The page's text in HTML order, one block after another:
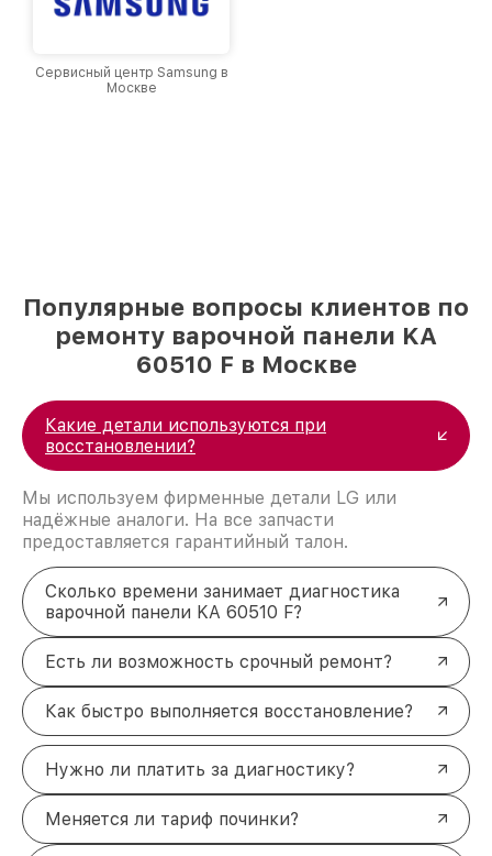
Сервисный центр Samsung в
Москве
Популярные вопросы клиентов по
ремонту варочной панели KA
60510 F в Москве
Какие детали используются при
восстановлении?
Мы используем фирменные детали LG или
надёжные аналоги. На все запчасти
предоставляется гарантийный талон.
Сколько времени занимает диагностика
варочной панели KA 60510 F?
Есть ли возможность срочный ремонт?
Как быстро выполняется восстановление?
Нужно ли платить за диагностику?
Меняется ли тариф починки?